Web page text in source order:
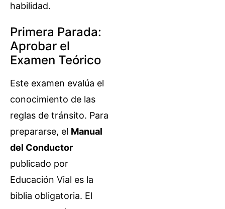
habilidad.
Primera Parada:
Aprobar el
Examen Teórico
Este examen evalúa el
conocimiento de las
reglas de tránsito. Para
prepararse, el Manual
del Conductor
publicado por
Educación Vial es la
biblia obligatoria. El